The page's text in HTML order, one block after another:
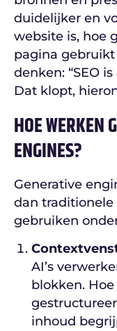
duidelijker en
website is, hoe
pagina gebruikt
denken: “SEO
Dat klopt,
HOE WERKEN
ENGINES?
Generative
dan traditionele
gebruiken
AI’s
blokken.
inhoud